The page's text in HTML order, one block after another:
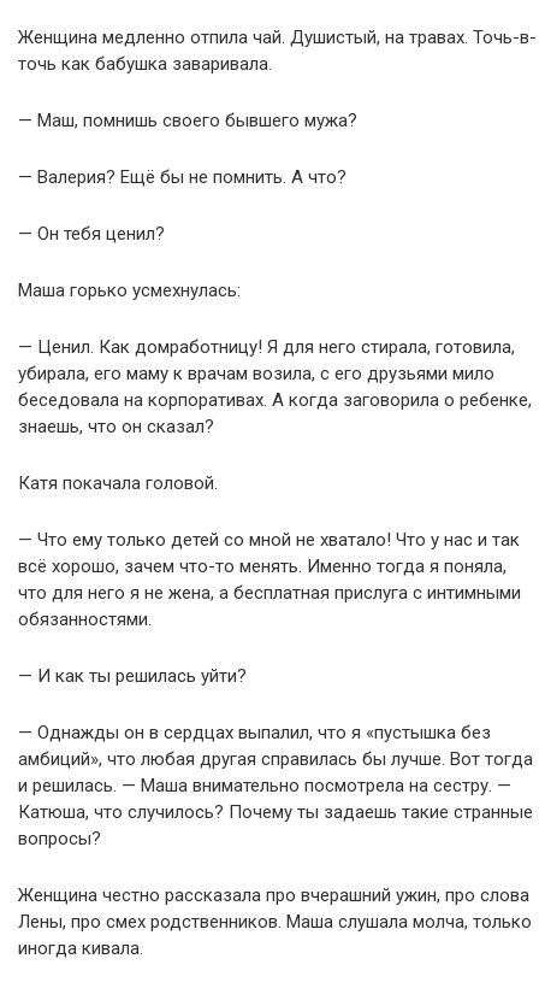
Женщина медленно отпила чай. Душистый, на травах. Точь-в-
точь как бабушка заваривала.
— Маш, помнишь своего бывшего мужа?
— Валерия? Ещё бы не помнить. А что?
— Он тебя ценил?
Маша горько усмехнулась:
— Ценил. Как домработницу! Я для него стирала, готовила,
убирала, его маму к врачам возила, с его друзьями мило
беседовала на корпоративах. А когда заговорила о ребенке,
знаешь, что он сказал?
Катя покачала головой.
— Что ему только детей со мной не хватало! Что у нас и так
всё хорошо, зачем что-то менять. Именно тогда я поняла,
что для него я не жена, а бесплатная прислуга с интимными
обязанностями.
— И как ты решилась уйти?
— Однажды он в сердцах выпалил, что я «пустышка без
амбиций», что любая другая справилась бы лучше. Вот тогда
и решилась. — Маша внимательно посмотрела на сестру. —
Катюша, что случилось? Почему ты задаешь такие странные
вопросы?
Женщина честно рассказала про вчерашний ужин, про слова
Лены, про смех родственников. Маша слушала молча, только
иногда кивала.